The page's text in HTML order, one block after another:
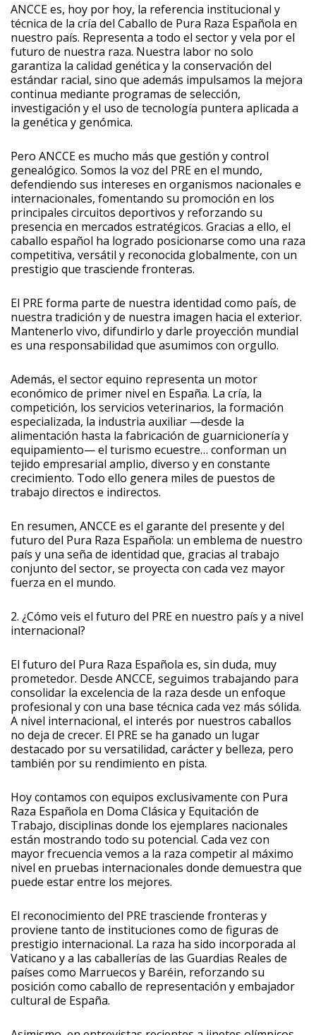
ANCCE es, hoy por hoy, la referencia institucional y
técnica de la cría del Caballo de Pura Raza Española en
nuestro país. Representa a todo el sector y vela por el
futuro de nuestra raza. Nuestra labor no solo
garantiza la calidad genética y la conservación del
estándar racial, sino que además impulsamos la mejora
continua mediante programas de selección,
investigación y el uso de tecnología puntera aplicada a
la genética y genómica.
Pero ANCCE es mucho más que gestión y control
genealógico. Somos la voz del PRE en el mundo,
defendiendo sus intereses en organismos nacionales e
internacionales, fomentando su promoción en los
principales circuitos deportivos y reforzando su
presencia en mercados estratégicos. Gracias a ello, el
caballo español ha logrado posicionarse como una raza
competitiva, versátil y reconocida globalmente, con un
prestigio que trasciende fronteras.
El PRE forma parte de nuestra identidad como país, de
nuestra tradición y de nuestra imagen hacia el exterior.
Mantenerlo vivo, difundirlo y darle proyección mundial
es una responsabilidad que asumimos con orgullo.
Además, el sector equino representa un motor
económico de primer nivel en España. La cría, la
competición, los servicios veterinarios, la formación
especializada, la industria auxiliar —desde la
alimentación hasta la fabricación de guarnicionería y
equipamiento— el turismo ecuestre… conforman un
tejido empresarial amplio, diverso y en constante
crecimiento. Todo ello genera miles de puestos de
trabajo directos e indirectos.
En resumen, ANCCE es el garante del presente y del
futuro del Pura Raza Española: un emblema de nuestro
país y una seña de identidad que, gracias al trabajo
conjunto del sector, se proyecta con cada vez mayor
fuerza en el mundo.
2. ¿Cómo veis el futuro del PRE en nuestro país y a nivel
internacional?
El futuro del Pura Raza Española es, sin duda, muy
prometedor. Desde ANCCE, seguimos trabajando para
consolidar la excelencia de la raza desde un enfoque
profesional y con una base técnica cada vez más sólida.
A nivel internacional, el interés por nuestros caballos
no deja de crecer. El PRE se ha ganado un lugar
destacado por su versatilidad, carácter y belleza, pero
también por su rendimiento en pista.
Hoy contamos con equipos exclusivamente con Pura
Raza Española en Doma Clásica y Equitación de
Trabajo, disciplinas donde los ejemplares nacionales
están mostrando todo su potencial. Cada vez con
mayor frecuencia vemos a la raza competir al máximo
nivel en pruebas internacionales donde demuestra que
puede estar entre los mejores.
El reconocimiento del PRE trasciende fronteras y
proviene tanto de instituciones como de figuras de
prestigio internacional. La raza ha sido incorporada al
Vaticano y a las caballerías de las Guardias Reales de
países como Marruecos y Baréin, reforzando su
posición como caballo de representación y embajador
cultural de España.